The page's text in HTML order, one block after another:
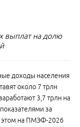
выплат на долю
доходы населения
около 7 трлн
3,7 трлн на
за
этом на ПМЭФ-2026